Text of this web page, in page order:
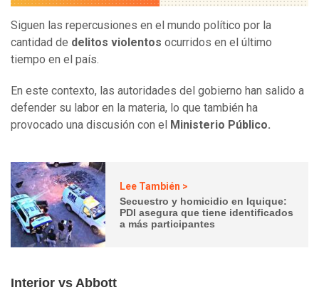
Siguen las repercusiones en el mundo político por la
cantidad de delitos violentos ocurridos en el último
tiempo en el país.
En este contexto, las autoridades del gobierno han salido a
defender su labor en la materia, lo que también ha
provocado una discusión con el
Ministerio Público.
Lee También >
Secuestro y homicidio en Iquique:
PDI asegura que tiene identificados
a más participantes
Interior vs Abbott